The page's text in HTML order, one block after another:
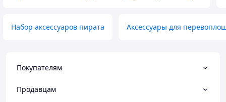
Набор аксессуаров пирата Аксессуары для
Покупателям
Продавцам